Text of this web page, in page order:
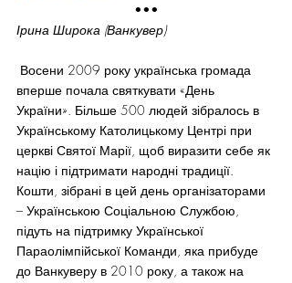
•••
Ірина Широка (Ванкувер)
вперше почала святкувати «День
України». Більше 500 людей зібралось в
Українському Католицькому Центрі при
церкві Святої Марії, щоб виразити себе як
націю і підтримати народні традиції.
Кошти, зібрані в цей день організаторами
– Українською Соціальною Службою,
підуть на підтримку Української
Параолімпійської Команди, яка прибуде
до Ванкуверу в 2010 року, а також на